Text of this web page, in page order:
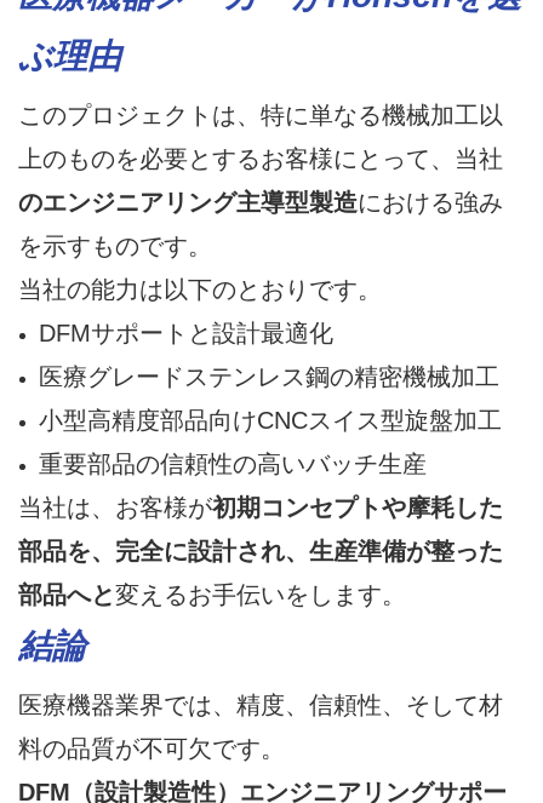
ぶ理由
このプロジェクトは、特に単なる機械加工以
上のものを必要とするお客様にとって、当社
のエンジニアリング主導型製造における強み
を示すものです。
当社の能力は以下のとおりです。
DFMサポートと設計最適化
医療グレードステンレス鋼の精密機械加工
小型高精度部品向けCNCスイス型旋盤加工
重要部品の信頼性の高いバッチ生産
当社は、お客様が初期コンセプトや摩耗した
部品を、完全に設計され、生産準備が整った
部品へと変えるお手伝いをします。
結論
医療機器業界では、精度、信頼性、そして材
料の品質が不可欠です。
DFM（設計製造性）エンジニアリングサポー